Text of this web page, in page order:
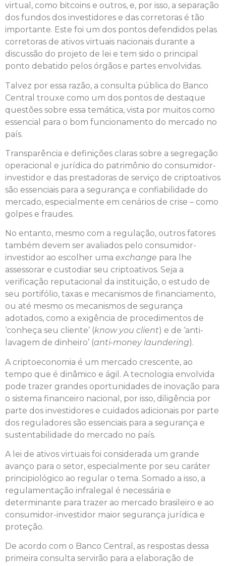
virtual, como bitcoins e outros, e, por isso, a separação
dos fundos dos investidores e das corretoras é tão
importante. Este foi um dos pontos defendidos pelas
corretoras de ativos virtuais nacionais durante a
discussão do projeto de lei e tem sido o principal
ponto debatido pelos órgãos e partes envolvidas.
Talvez por essa razão, a consulta pública do Banco
Central trouxe como um dos pontos de destaque
questões sobre essa temática, vista por muitos como
essencial para o bom funcionamento do mercado no
país.
Transparência e definições claras sobre a segregação
operacional e jurídica do patrimônio do consumidor-
investidor e das prestadoras de serviço de criptoativos
são essenciais para a segurança e confiabilidade do
mercado, especialmente em cenários de crise – como
golpes e fraudes.
No entanto, mesmo com a regulação, outros fatores
também devem ser avaliados pelo consumidor-
investidor ao escolher uma exchange para lhe
assessorar e custodiar seu criptoativos. Seja a
verificação reputacional da instituição, o estudo de
seu portifólio, taxas e mecanismos de financiamento,
ou até mesmo os mecanismos de segurança
adotados, como a exigência de procedimentos de
‘conheça seu cliente’ (know you client) e de ‘anti-
lavagem de dinheiro’ (anti-money laundering).
A criptoeconomia é um mercado crescente, ao
tempo que é dinâmico e ágil. A tecnologia envolvida
pode trazer grandes oportunidades de inovação para
o sistema financeiro nacional, por isso, diligência por
parte dos investidores e cuidados adicionais por parte
dos reguladores são essenciais para a segurança e
sustentabilidade do mercado no país.
A lei de ativos virtuais foi considerada um grande
avanço para o setor, especialmente por seu caráter
principiológico ao regular o tema. Somado a isso, a
regulamentação infralegal é necessária e
determinante para trazer ao mercado brasileiro e ao
consumidor-investidor maior segurança jurídica e
proteção.
De acordo com o Banco Central, as respostas dessa
primeira consulta servirão para a elaboração de